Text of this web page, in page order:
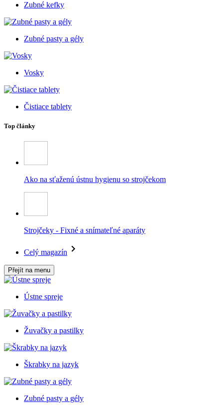
Zubné kefky
Zubné pasty a gély
Vosky
Čistiace tablety
Top články
Ako na sťaženú ústnu hygienu so strojčekom
Strojčeky - Fixné a snímateľné aparáty
Celý magazín
Přejít na menu
Ústne spreje
Žuvačky a pastilky
Škrabky na jazyk
Zubné pasty a gély